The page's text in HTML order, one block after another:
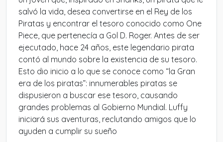
salvó la vida, desea convertirse en el Rey de los
Piratas y encontrar el tesoro conocido como One
Piece, que pertenecía a Gol D. Roger. Antes de ser
ejecutado, hace 24 años, este legendario pirata
contó al mundo sobre la existencia de su tesoro.
Esto dio inicio a lo que se conoce como “la Gran
era de los piratas”: innumerables piratas se
dispusieron a buscar ese tesoro, causando
grandes problemas al Gobierno Mundial. Luffy
iniciará sus aventuras, reclutando amigos que lo
ayuden a cumplir su sueño